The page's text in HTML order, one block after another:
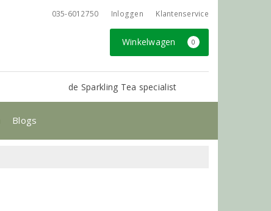
035-6012750 Inloggen Klantenservice
Winkelwagen 0
de Sparkling Tea specialist
Blogs